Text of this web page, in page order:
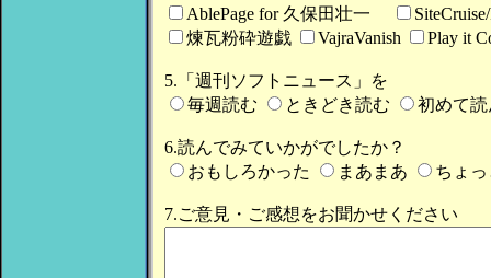
AblePage for 久保田壮一
煉瓦粉砕遊戯
VajraVanish Play it
5.「週刊ソフトニュース」を
毎週読む
ときどき読む 初めて
6.読んでみていかがでしたか？
おもしろかった
まあまあ ちょ
7.ご意見・ご感想をお聞かせください